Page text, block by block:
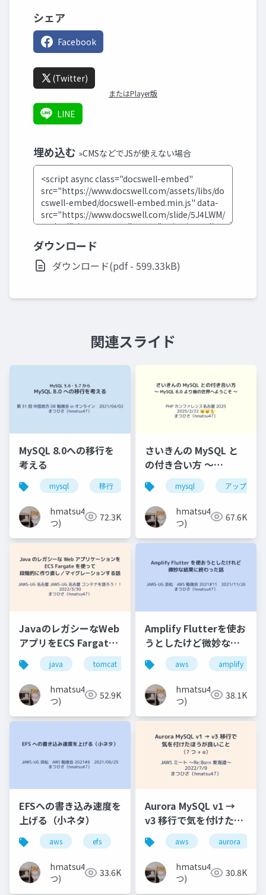
シェア
Facebook
(Twitter)
またはPlayer版
LINE
埋め込む »CMSなどでJSが使えない場合
ダウンロード
ダウンロード(pdf - 599.33kB)
関連スライド
MySQL 8.0への移行を
考える
mysql 移行 バージョンアップ 中国地方
hmatsu47(ま
つ)
72.3K
さいきんの MySQL と
の付き合い方 〜
MySQL 8.0 より後の世
界へようこそ 〜
mysql アップグレ
hmatsu47(ま
つ)
67.6K
JavaのレガシーなWeb
アプリをECS Fargate
を使って段階的に作り
直し／マイグレーショ
ンする話
java tomcat aws jaws-ug
hmatsu47(ま
つ)
52.9K
Amplify Flutterを使お
うとしたけど微妙な結
果に終わった話
aws amplify
hmatsu47(ま
つ)
38.1K
EFSへの書き込み速度を
上げる（小ネタ）
aws efs jaws-ug
hmatsu47(ま
つ)
33.6K
Aurora MySQL v1 →
v3 移行で気を付けたほ
うが良いこと（7 つ +
α）
aws aurora
hmatsu47(ま
つ)
30.8K